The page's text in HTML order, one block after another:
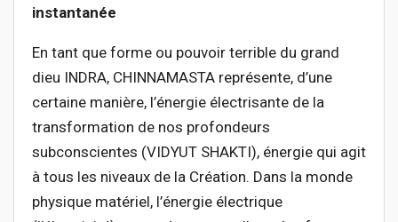
instantanée
En tant que forme ou pouvoir terrible du grand
dieu INDRA, CHINNAMASTA représente, d’une
certaine manière, l’énergie électrisante de la
transformation de nos profondeurs
subconscientes (VIDYUT SHAKTI), énergie qui agit
à tous les niveaux de la Création. Dans la monde
physique matériel, l’énergie électrique